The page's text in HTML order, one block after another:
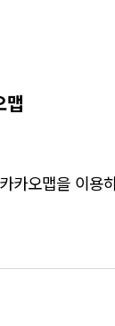
맵
카오맵을 이용